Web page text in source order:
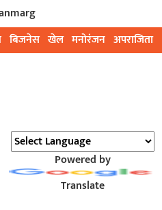
बिजनेस खेल मनोरंजन अपराजिता
Powered by
Translate